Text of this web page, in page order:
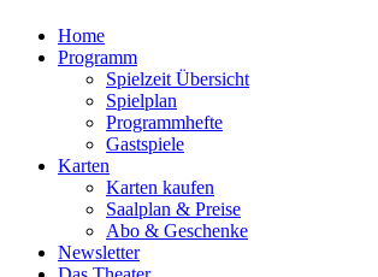
Home
Programm
Spielzeit Übersicht
Spielplan
Programmhefte
Gastspiele
Karten
Karten kaufen
Saalplan & Preise
Abo & Geschenke
Newsletter